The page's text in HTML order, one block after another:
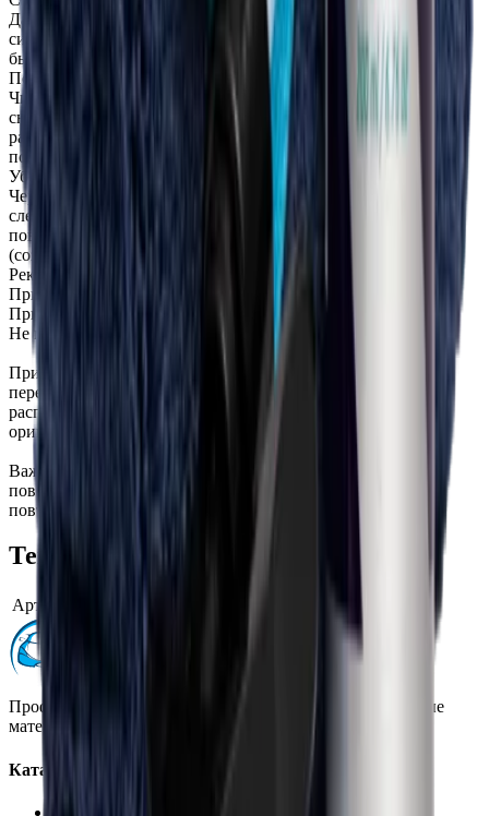
Давление на аппликатор должно быть минимальным, без
сильного нажима, достаточное для того, чтобы его можно
было сдвинуть.
Подождите примерно 1 минуту;
Чистым микрофибровым полотенцем с коротким ворсом
снимите излишки керамики с поверхности и затем
располируйте поверхность качественным микрофибровым
полотенцем со средним ворсом высокой плотности;
Убедитесь, что не осталось нерасполированных участков;
Через определенное время (после нанесения и располировки
следующего участка) дополнительно вернитесь и еще раз
повторите располировку микрофибровым полотенцем
(создаст эффект сглаживания).
Рекомендуемый период полимеризации покрытия:
При температуре выше +20 ° С – 12 часов;
При температуре ниже +20 ° C – 24 часа.
Не мойте машину минимум 7 дней.
Примечание: после нанесения покрытия на автомобиль
переверните баллон вверх дном и очистите прилагаемый
распылитель, распылив оставшееся покрытие. Храните с
оригинальной крышкой от бутылки.
Важно! Недопустим контакт с водой. В случае, если на
поверхность попала вода, то немедленно очистите ее и
повторите процесс нанесения покрытия.
Технические характеристики
Артикул производителя
Профессиональная автохимия, оборудование и расходные
материалы для детейлинга.
Каталог